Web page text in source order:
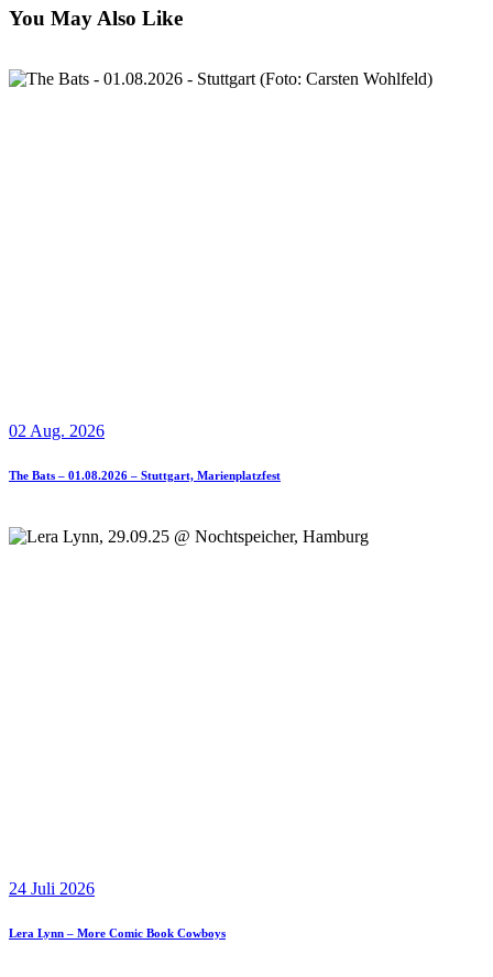
You May Also Like
02 Aug. 2026
The Bats – 01.08.2026 – Stuttgart, Marienplatzfest
24 Juli 2026
Lera Lynn – More Comic Book Cowboys